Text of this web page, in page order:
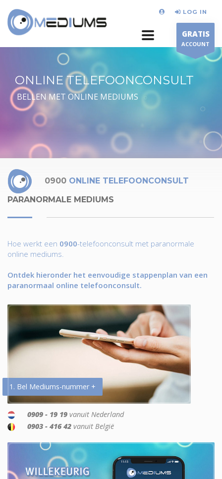
LOG IN
GRATIS
ACCOUNT
ONLINE TELEFOONCONSULT
BELLEN MET ONLINE MEDIUMS
0900 ONLINE TELEFOONCONSULT
PARANORMALE MEDIUMS
Hoe werkt een 0900-telefoonconsult met paranormale
online mediums.
Ontdek hieronder het eenvoudige stappenplan van een
paranormaal online telefoonconsult.
1. Bel Mediums-nummer +
0909 - 19 19 vanuit Nederland
0903 - 416 42 vanuit België